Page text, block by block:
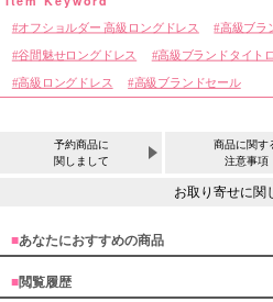
オフショルダー 高級ロングドレス 高級ブラ
谷間魅せロングドレス 高級ブランドタイト
高級ロングドレス 高級ブランドセール
予約商品に
関しまして
商品に関す
注意事項
お取り寄せに関
■あなたにおすすめの商品
■閲覧履歴